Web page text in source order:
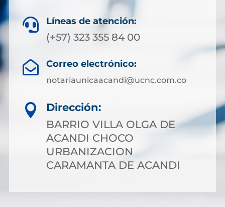
 Líneas de atención:
(+57) 323 355 84 00
 Correo electrónico:
notariaunicaacandi@ucnc.com.co

Dirección:
BARRIO VILLA OLGA DE
ACANDI CHOCO
URBANIZACION
CARAMANTA DE ACANDI